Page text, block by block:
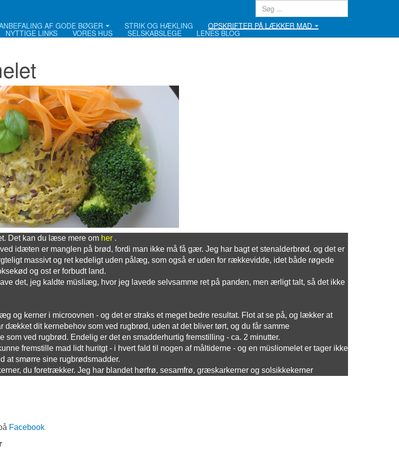
AF GODE BØGER STRIK OG HÆKLING OPSKRIFTER PÅ LÆKKER MAD
NYTTIGE LINKS VORES HUS SELSKABSLEGE LENES BLOG
Det kan du læse mere om her .
idæten er manglen på brød, fordi man ikke må få gær. Jeg har bagt et stenalderbrød, og det er
massivt og ret kedeligt uden pålæg, som også er uden for rækkevidde, idet både røgede
og ost er forbudt land.
det, jeg kaldte müsliæg, hvor jeg lavede selvsamme ret på panden, men ærligt talt, så det ikke
æg og kerner i microovnen - og det er straks et meget bedre resultat. Flot at se på, og lækker at
dækket dit kernebehov som ved rugbrød, uden at det bliver tørt, og du får samme
som ved rugbrød. Endelig er det en smadderhurtig fremstilling - ca. 2 minutter.
fremstille mad lidt huritgt - i hvert fald til nogen af måltiderne - og en müsliomelet er tager ikke
at smørre sine rugbrødsmadder.
du foretrækker. Jeg har blandet hørfrø, sesamfrø, græskarkerner og solsikkekerner
Facebook